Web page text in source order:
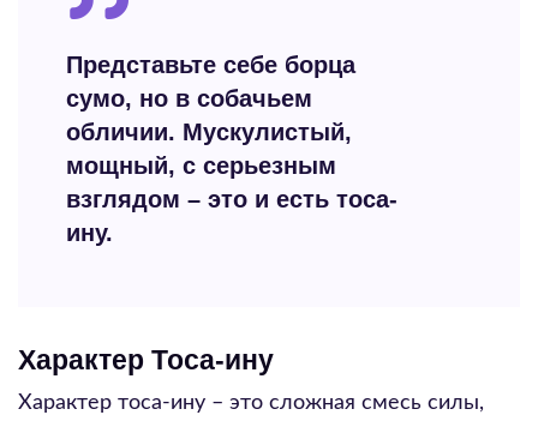
Представьте себе борца
сумо, но в собачьем
обличии. Мускулистый,
мощный, с серьезным
взглядом – это и есть тоса-
ину.
Характер Тоса-ину
Характер тоса-ину – это сложная смесь силы,